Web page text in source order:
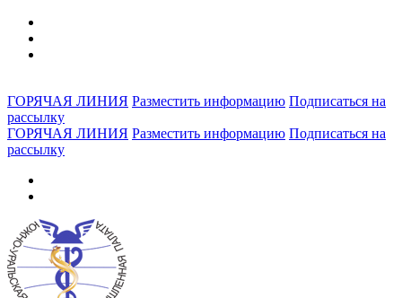
ГОРЯЧАЯ ЛИНИЯ Разместить информацию Подписаться на
рассылку
ГОРЯЧАЯ ЛИНИЯ Разместить информацию Подписаться на
рассылку